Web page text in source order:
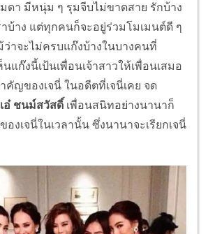
ดา มีหนุ่ม ๆ รุมจีบไม่ขาดสาย รักบ้าง
าบ้าง แต่ทุกคนก็จะอยู่ร่วมโมเมนต์ดี ๆ
าจะไม่ครบแก๊งบ้างในบางคนที่
แก๊งนี้เป้นเพื่อนเจ้าสาวให้เพื่อนเสมอ
ญของเจนี่ ในอดีตที่เจนี่เคย จด
เอ๋ ชนม์สวัสดิ์ เพื่อนสนิทอย่างนานาก็
งเจนี่ในเวลานั้น ซึ่งนานาจะเรียกเจนี่